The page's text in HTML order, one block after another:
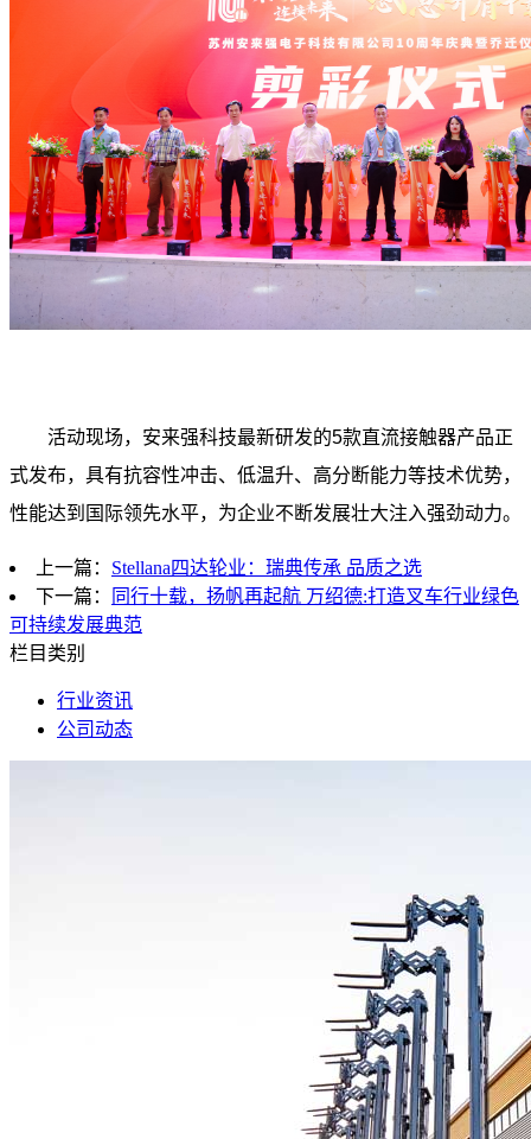
活动现场，安来强科技最新研发的5款直流接触器产品正
式发布，具有抗容性冲击、低温升、高分断能力等技术优势，
性能达到国际领先水平，为企业不断发展壮大注入强劲动力。
上一篇： Stellana四达轮业：瑞典传承 品质之选
下一篇：
同行十载，扬帆再起航 万绍德:打造叉车行业绿色
可持续发展典范
栏目类别
行业资讯
公司动态